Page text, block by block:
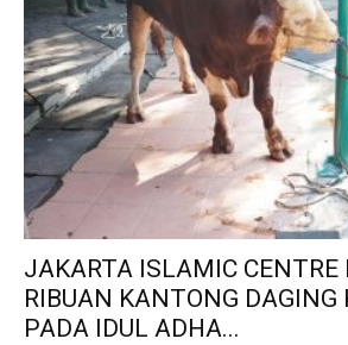
JAKARTA ISLAMIC CENTRE
RIBUAN KANTONG DAGING
PADA IDUL ADHA...